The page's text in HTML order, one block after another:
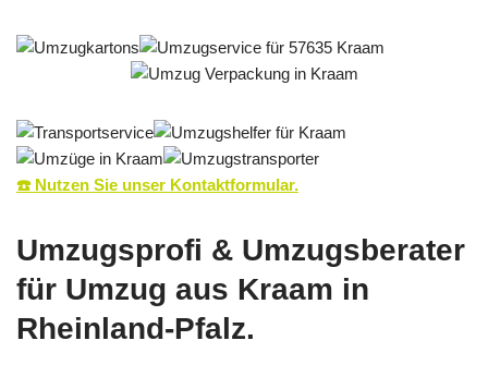
☎️ Nutzen Sie unser Kontaktformular.
Umzugsprofi & Umzugsberater
für Umzug aus Kraam in
Rheinland-Pfalz.